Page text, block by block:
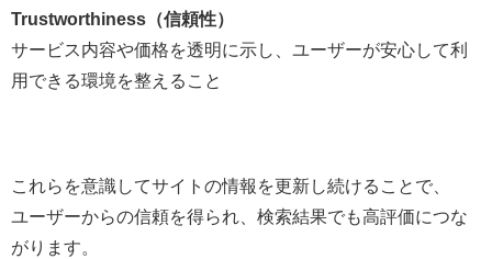
Trustworthiness（信頼性）
サービス内容や価格を透明に示し、ユーザーが安心して利
用できる環境を整えること
これらを意識してサイトの情報を更新し続けることで、
ユーザーからの信頼を得られ、検索結果でも高評価につな
がります。